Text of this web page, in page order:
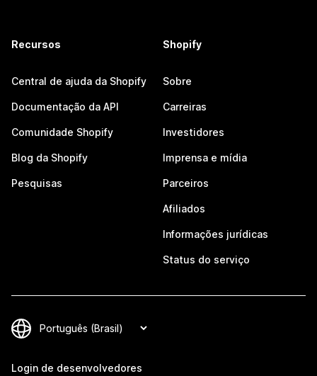
Recursos
Central de ajuda da Shopify
Documentação da API
Comunidade Shopify
Blog da Shopify
Pesquisas
Shopify
Sobre
Carreiras
Investidores
Imprensa e mídia
Parceiros
Afiliados
Informações jurídicas
Status do serviço
Login de desenvolvedores